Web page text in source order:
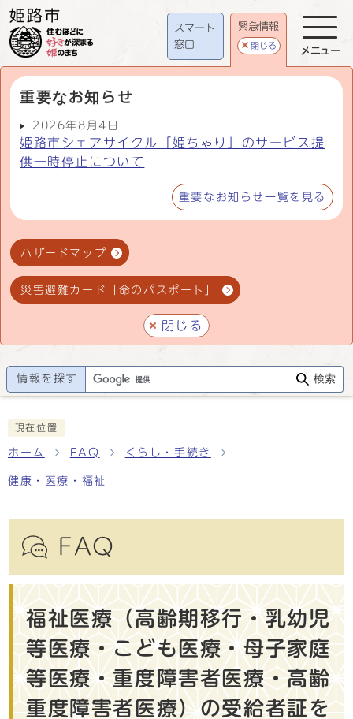
スマート
窓口
緊急情報
閉じる
重要なお知らせ
2026年8月4日
姫路市シェアサイクル「姫ちゃり」のサービス提
供一時停止について
重要なお知らせ一覧を見る
ハザードマップ
災害避難カード「命のパスポート」
閉じる
メニュー
情報を探す 検索
現在位置
ホーム FAQ くらし・手続き
健康・医療・福祉
FAQ
福祉医療（高齢期移行・乳幼児
等医療・こども医療・母子家庭
等医療・重度障害者医療・高齢
重度障害者医療）の受給者証を